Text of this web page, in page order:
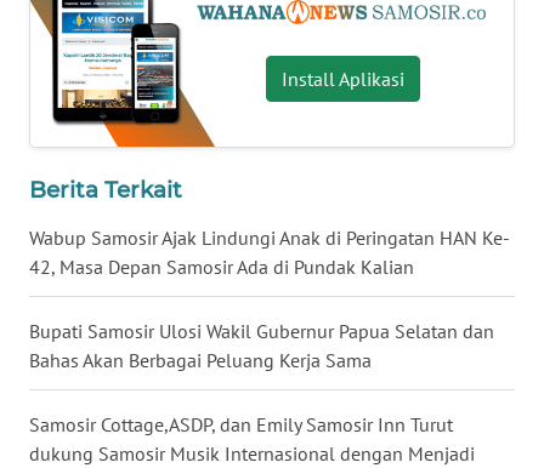
Install Aplikasi
Berita Terkait
Wabup Samosir Ajak Lindungi Anak di Peringatan HAN Ke-
42, Masa Depan Samosir Ada di Pundak Kalian
Bupati Samosir Ulosi Wakil Gubernur Papua Selatan dan
Bahas Akan Berbagai Peluang Kerja Sama
Samosir Cottage,ASDP, dan Emily Samosir Inn Turut
dukung Samosir Musik Internasional dengan Menjadi
TANJUNG
LESUNG
WN
KARO
WN
WN
TAPANULI
TENGAH